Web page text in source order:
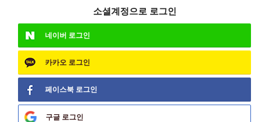
소셜계정으로 로그인
네이버 로그인
카카오 로그인
페이스북 로그인
구글 로그인